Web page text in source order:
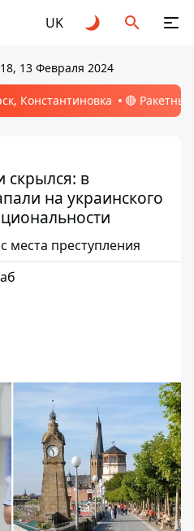
UK
13 Февраля 2024
Константиновка 🔴
скрылся: в
на украинского
преступления